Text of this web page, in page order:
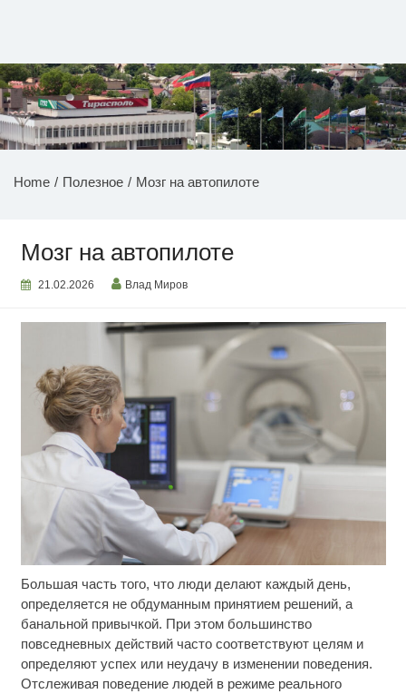
НОВОСТИ ПРИДНЕСТРОВЬЯ
Home Полезное Мозг на автопилоте
Мозг на автопилоте
21.02.2026 Влад Миров
Большая часть того, что люди делают каждый день,
определяется не обдуманным принятием решений, а
банальной привычкой. При этом большинство
повседневных действий часто соответствуют целям и
определяют успех или неудачу в изменении поведения.
Отслеживая поведение людей в режиме реального
Ролик длится несколько секунд, а смеяться вы
будете долго
i
Этот танец невесты оставит вас без слов!
Пересмотрела 10 раз